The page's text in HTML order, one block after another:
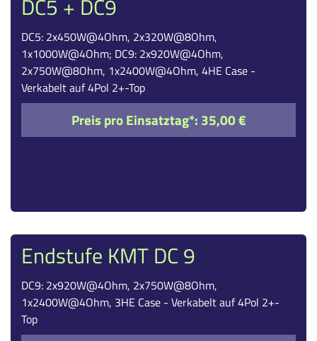
DC5 + DC9
DC5: 2x450W@4Ohm, 2x320W@8Ohm,
1x1000W@4Ohm; DC9: 2x920W@4Ohm,
2x750W@8Ohm, 1x2400W@4Ohm, 4HE Case -
Verkabelt auf 4Pol 2+-Top
Preis pro Einsatztag*: 35,00 €
Endstufe KMT DC 9
DC9: 2x920W@4Ohm, 2x750W@8Ohm,
1x2400W@4Ohm, 3HE Case - Verkabelt auf 4Pol 2+-
Top